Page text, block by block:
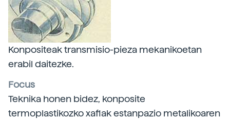
Konpositeak transmisio-pieza mekanikoetan
erabil daitezke.
Focus
Teknika honen bidez, konposite
termoplastikozko xaflak estanpazio metalikoaren